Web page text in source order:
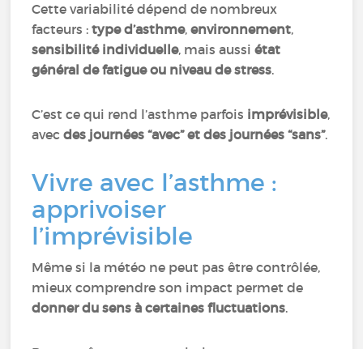
Cette variabilité dépend de nombreux
facteurs :type d’asthme,environnement,
sensibilité individuelle, mais aussiétat
général de fatigue ou niveau de stress.
C’est ce qui rend l’asthme parfois imprévisible,
avecdes journées “avec” et des journées “sans”.
Vivre avec l’asthme :
apprivoiser
l’imprévisible
Même si la météo ne peut pas être contrôlée,
mieux comprendre son impact permet de
donner du sens à certaines fluctuations.